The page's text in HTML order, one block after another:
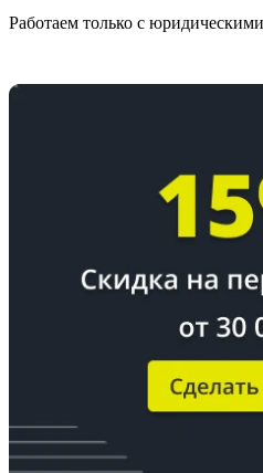
Работаем только с